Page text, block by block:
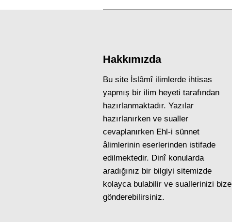
Hakkımızda
Bu site İslâmî ilimlerde ihtisas
yapmış bir ilim heyeti tarafından
hazırlanmaktadır. Yazılar
hazırlanırken ve sualler
cevaplanırken Ehl-i sünnet
âlimlerinin eserlerinden istifade
edilmektedir. Dinî konularda
aradığınız bir bilgiyi sitemizde
kolayca bulabilir ve suallerinizi bize
gönderebilirsiniz.